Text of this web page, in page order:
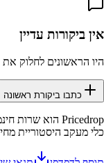
אין ביקורות עדיין
היו הראשונים לחלוק
כתבו ביקורת ראשונה
Pricedrop הוא שרות
כלי מעקב היסטוריית